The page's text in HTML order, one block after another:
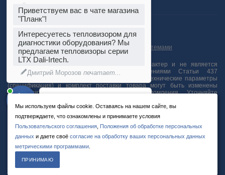
Положение об обработке персональных данных
Согласие на обработку персональных данных
Согласие на обработку данных метрическими системами
Информация на сайте носит справочный характер и не является
публичной офертой, определяемой положениями Статьи 437
Гражданского кодекса Российской Федерации. Технические параметры
(спецификация) и комплект поставки товара могут быть изменены
производителем без предварительного уведомления. Уточняйте
© 2012-2026 ООО «Планк» ИНН: 7805595762 ОГРН: 1127847393827
Мы используем файлы cookie. Оставаясь на нашем сайте, вы
подтверждаете, что ознакомлены и принимаете условия
Пользовательского соглашения Положения об обработке персональных
данных и даете своё согласие на обработку ваших персональных данных
метрическими программами
ПРИНИМАЮ
Приветствуем вас в чате магазина
"Планк"!
Интересуетесь тепловизором для
диагностики оборудования? Мы
предлагаем тепловизоры серии
LTX Dali-Irtech.
Дмитрий Морозов печатает...